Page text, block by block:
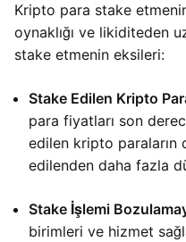
Kripto para stake
oynaklığı ve likiditeden
stake etmenin eksileri:
Stake Edilen Kripto
para fiyatları son
edilen kripto paraların
edilenden daha fazla
Stake İşlemi
birimleri ve hizmet